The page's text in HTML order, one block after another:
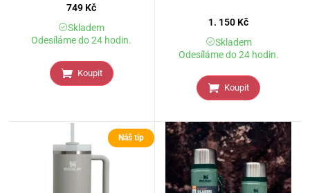
749 Kč
Skladem
Odesíláme do 24 hodin.
Koupit
1. 150 Kč
Skladem
Odesíláme do 24 hodin.
Koupit
Náš tip